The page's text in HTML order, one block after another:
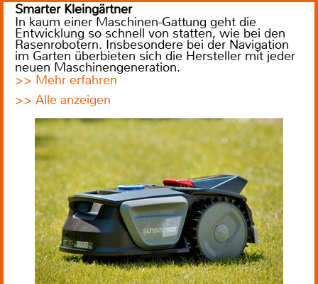
Smarter Kleingärtner
In kaum einer Maschinen-Gattung geht die
Entwicklung so schnell von statten, wie bei den
Rasenrobotern. Insbesondere bei der Navigation
im Garten überbieten sich die Hersteller mit jeder
neuen Maschinengeneration.
>> Mehr erfahren
>> Alle anzeigen